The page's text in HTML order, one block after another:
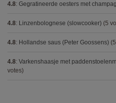
4.8: Gegratineerde oesters met
4.8: Linzenbolognese (slowcooker) (5
4.8: Hollandse saus (Peter Goossens)
4.8: Varkenshaasje met
votes)